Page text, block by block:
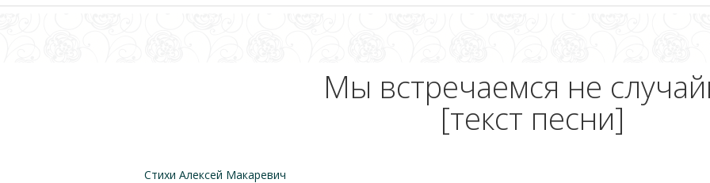
Мы встречаемся не
[текст песни]
Стихи Алексей Макаревич